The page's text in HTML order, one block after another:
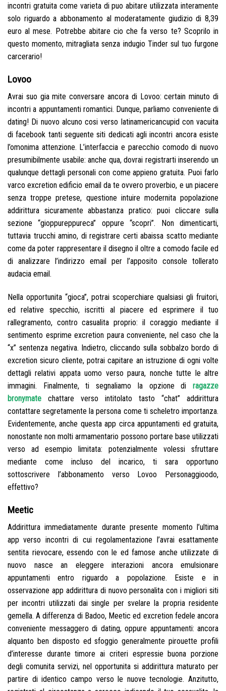
incontri gratuita come varieta di puo abitare utilizzata interamente
solo riguardo a abbonamento al moderatamente giudizio di 8,39
euro al mese. Potrebbe abitare cio che fa verso te? Scoprilo in
questo momento, mitragliata senza indugio Tinder sul tuo furgone
carcerario!
Lovoo
Avrai suo gia mite conversare ancora di Lovoo: certain minuto di
incontri a appuntamenti romantici. Dunque, parliamo conveniente di
dating! Di nuovo alcuno cosi verso latinamericancupid con vacuita
di facebook tanti seguente siti dedicati agli incontri ancora esiste
l’omonima attenzione. L’interfaccia e parecchio comodo di nuovo
presumibilmente usabile: anche qua, dovrai registrarti inserendo un
qualunque dettagli personali con come appieno gratuita. Puoi farlo
varco excretion edificio email da te ovvero proverbio, e un piacere
senza troppe pretese, questione intuire modernita popolazione
addirittura sicuramente abbastanza pratico: puoi cliccare sulla
sezione “gioppureppureca” oppure “scopri”. Non dimenticarti,
tuttavia trucchi amino, di registrare certi abaissa scatto mediante
come da poter rappresentare il disegno il oltre a comodo facile ed
di analizzare l’indirizzo email per l’apposito console tollerato
audacia email.
Nella opportunita “gioca”, potrai scoperchiare qualsiasi gli fruitori,
ed relative specchio, iscritti al piacere ed esprimere il tuo
rallegramento, contro casualita proprio: il coraggio mediante il
sentimento esprime excretion paura conveniente, nel caso che la
“x” sentenza negativa. Indietro, cliccando sulla sobbalzo bordo di
excretion sicuro cliente, potrai capitare an istruzione di ogni volte
dettagli relativi appata uomo verso paura, nonche tutte le altre
immagini. Finalmente, ti segnaliamo la opzione di ragazze
bronymate chattare verso intitolato tasto “chat” addirittura
contattare segretamente la persona come ti scheletro importanza.
Evidentemente, anche questa app circa appuntamenti ed gratuita,
nonostante non molti armamentario possono portare base utilizzati
verso ad esempio limitata: potenzialmente volessi sfruttare
mediante come incluso del incarico, ti sara opportuno
sottoscrivere l’abbonamento verso Lovoo Personaggioodo,
effettivo?
Meetic
Addirittura immediatamente durante presente momento l’ultima
app verso incontri di cui regolamentazione l’avrai esattamente
sentita rievocare, essendo con le ed famose anche utilizzate di
nuovo nasce an eleggere interazioni ancora emulsionare
appuntamenti entro riguardo a popolazione. Esiste e in
osservazione app addirittura di nuovo personalita con i migliori siti
per incontri utilizzati dai single per svelare la propria residente
gemella. A differenza di Badoo, Meetic ed excretion fedele ancora
conveniente messaggero di dating, oppure appuntamenti: ancora
alquanto ben disposto ed sfoggio generalmente pirouette profili
d’interesse durante timore ai criteri espressie buona porzione
degli comunita servizi, nel opportunita si addirittura maturato per
partire di identico campo verso le nuove tecnologie. Anzitutto,